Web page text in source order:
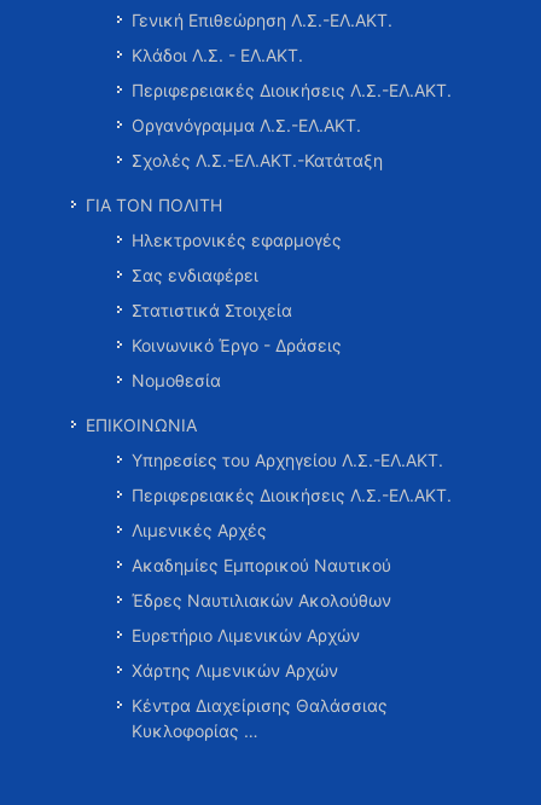
Γενική Επιθεώρηση Λ.Σ.-ΕΛ.ΑΚΤ.
Κλάδοι Λ.Σ. - ΕΛ.ΑΚΤ.
Περιφερειακές Διοικήσεις Λ.Σ.-ΕΛ.ΑΚΤ.
Οργανόγραμμα Λ.Σ.-ΕΛ.ΑΚΤ.
Σχολές Λ.Σ.-ΕΛ.ΑΚΤ.-Κατάταξη
ΓΙΑ ΤΟΝ ΠΟΛΙΤΗ
Ηλεκτρονικές εφαρμογές
Σας ενδιαφέρει
Στατιστικά Στοιχεία
Κοινωνικό Έργο - Δράσεις
Νομοθεσία
ΕΠΙΚΟΙΝΩΝΙΑ
Υπηρεσίες του Αρχηγείου Λ.Σ.-ΕΛ.ΑΚΤ.
Περιφερειακές Διοικήσεις Λ.Σ.-ΕΛ.ΑΚΤ.
Λιμενικές Αρχές
Ακαδημίες Εμπορικού Ναυτικού
Έδρες Ναυτιλιακών Ακολούθων
Ευρετήριο Λιμενικών Αρχών
Χάρτης Λιμενικών Αρχών
Κέντρα Διαχείρισης Θαλάσσιας
Κυκλοφορίας …